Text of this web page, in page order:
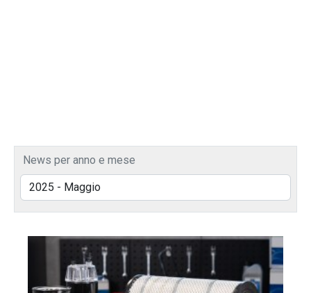
News per anno e mese